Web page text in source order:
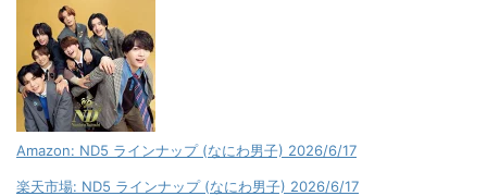
Amazon: ND5 ラインナップ (なにわ男子) 2026/6/17
楽天市場: ND5 ラインナップ (なにわ男子) 2026/6/17